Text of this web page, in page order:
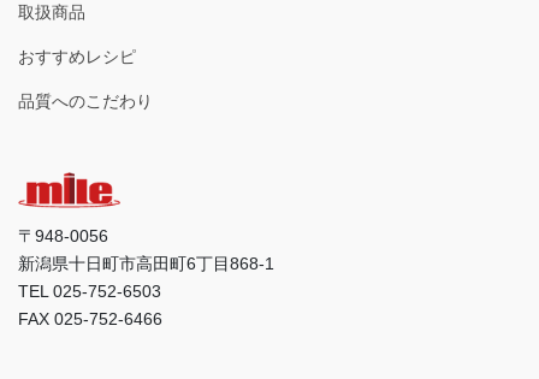
取扱商品
おすすめレシピ
品質へのこだわり
〒948-0056
新潟県十日町市高田町6丁目868-1
TEL 025-752-6503
FAX 025-752-6466